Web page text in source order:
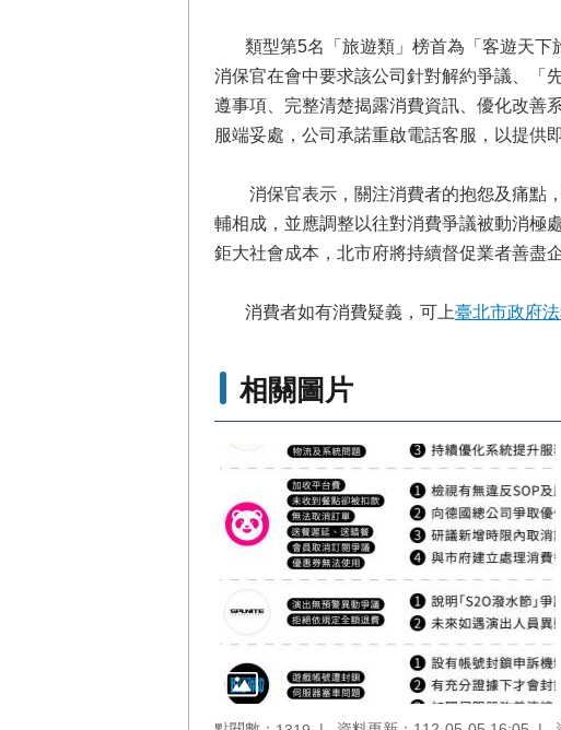
類型第5名「旅遊類」榜首為「客遊天下
消保官在會中要求該公司針對解約爭議、「
遵事項、完整清楚揭露消費資訊、優化改善
服端妥處，公司承諾重啟電話客服，以提供
消保官表示，關注消費者的抱怨及痛點，
輔相成，並應調整以往對消費爭議被動消極
鉅大社會成本，北市府將持續督促業者善盡
消費者如有消費疑義，可上臺北市政府
相關圖片